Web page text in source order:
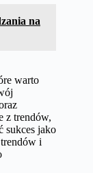
na
warto
z trendów,
sukces jako
i